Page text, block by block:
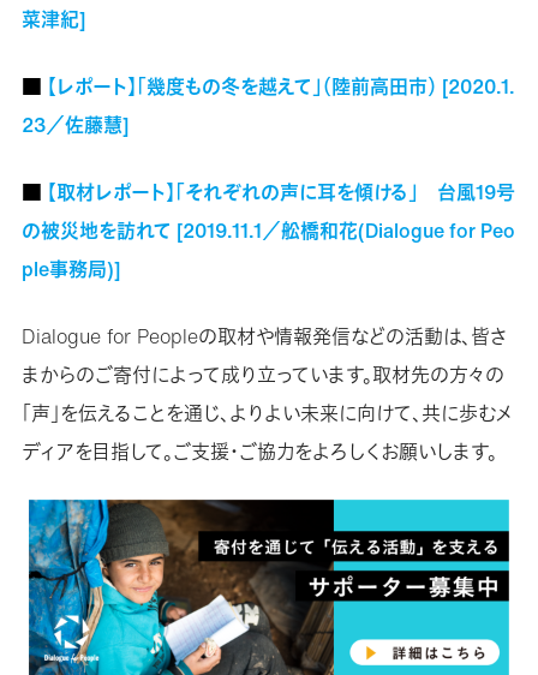
菜津紀]
■ 【レポート】「幾度もの冬を越えて」（陸前高田市） [2020.1.
23／佐藤慧]
■ 【取材レポート】「それぞれの声に耳を傾ける」 台風19号
の被災地を訪れて [2019.11.1／舩橋和花(Dialogue for Peo
ple事務局)]
Dialogue for Peopleの取材や情報発信などの活動は、皆さ
まからのご寄付によって成り立っています。取材先の方々の
「声」を伝えることを通じ、よりよい未来に向けて、共に歩むメ
ディアを目指して。ご支援・ご協力をよろしくお願いします。